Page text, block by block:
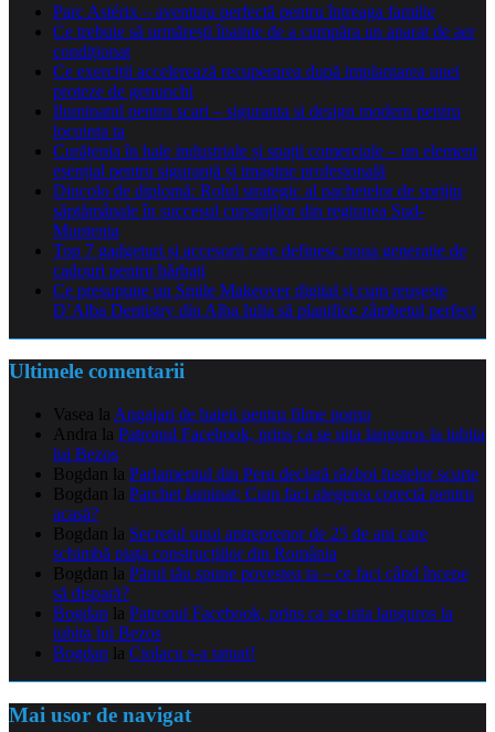
Parc Astérix – aventura perfectă pentru întreaga familie
Ce trebuie să urmărești înainte de a cumpăra un aparat de aer
condiționat
Ce exerciții accelerează recuperarea după implantarea unei
proteze de genunchi
Iluminatul pentru scari – siguranta si design modern pentru
locuinta ta
Curățenia în hale industriale și spații comerciale – un element
esențial pentru siguranță și imagine profesională
Dincolo de diplomă: Rolul strategic al pachetelor de sprijin
săptămânale în succesul cursanților din regiunea Sud-
Muntenia
Top 7 gadgeturi și accesorii care definesc noua generație de
cadouri pentru bărbați
Ce presupune un Smile Makeover digital și cum reușește
D’Alba Dentistry din Alba Iulia să planifice zâmbetul perfect
Ultimele comentarii
Vasea la Angajari de baieti pentru filme porno
Andra la Patronul Facebook, prins ca se uita languros la iubita
lui Bezos
Bogdan la Parlamentul din Peru declară război fustelor scurte
Bogdan la Parchet laminat: Cum faci alegerea corectă pentru
acasă?
Bogdan la Secretul unui antreprenor de 25 de ani care
schimbă piața construcțiilor din România
Bogdan la Părul tău spune povestea ta – ce faci când începe
să dispară?
Bogdan la Patronul Facebook, prins ca se uita languros la
iubita lui Bezos
Bogdan la Ciolacu s-a tatuat!
Mai usor de navigat